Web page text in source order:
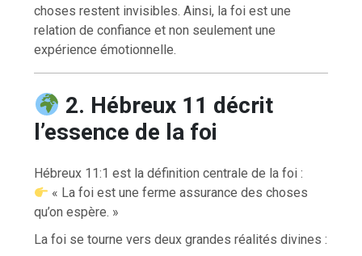
choses restent invisibles. Ainsi, la foi est une
relation de confiance et non seulement une
expérience émotionnelle.
2. Hébreux 11 décrit
l’essence de la foi
Hébreux 11:1 est la définition centrale de la foi :
« La foi est une ferme assurance des choses
qu’on espère. »
La foi se tourne vers deux grandes réalités divines :